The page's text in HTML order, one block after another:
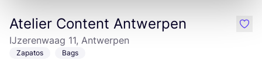
Atelier Content Antwerpen
IJzerenwaag 11, Antwerpen
Zapatos Bags
like